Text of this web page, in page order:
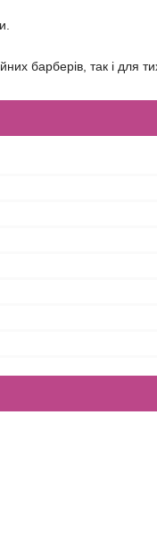
барберів, так і для